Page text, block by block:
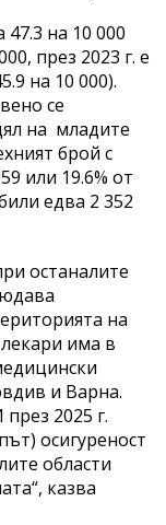
47.3 на 10 000
през 2023 г. е
на 10 000).
се
на младите
брой с
или 19.6% от
едва 2 352
останалите
на
има в
и Варна.
2025 г.
осигуреност
области
казва